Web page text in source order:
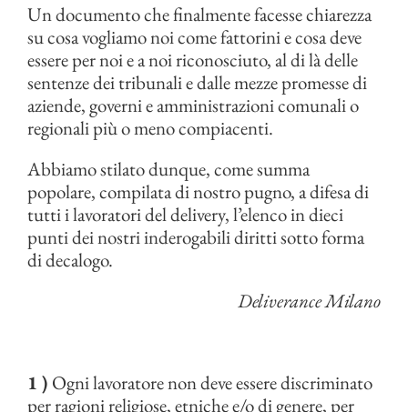
Un documento che finalmente facesse chiarezza
su cosa vogliamo noi come fattorini e cosa deve
essere per noi e a noi riconosciuto, al di là delle
sentenze dei tribunali e dalle mezze promesse di
aziende, governi e amministrazioni comunali o
regionali più o meno compiacenti.
Abbiamo stilato dunque, come summa
popolare, compilata di nostro pugno, a difesa di
tutti i lavoratori del delivery, l’elenco in dieci
punti dei nostri inderogabili diritti sotto forma
di decalogo.
Deliverance Milano
1 ) Ogni lavoratore non deve essere discriminato
per ragioni religiose, etniche e/o di genere, per